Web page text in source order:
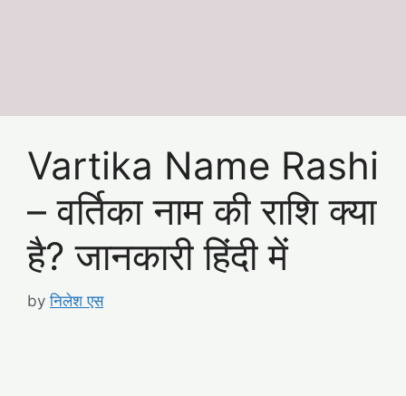
Vartika Name Rashi
– वर्तिका नाम की राशि क्या
है? जानकारी हिंदी में
byनिलेश एस